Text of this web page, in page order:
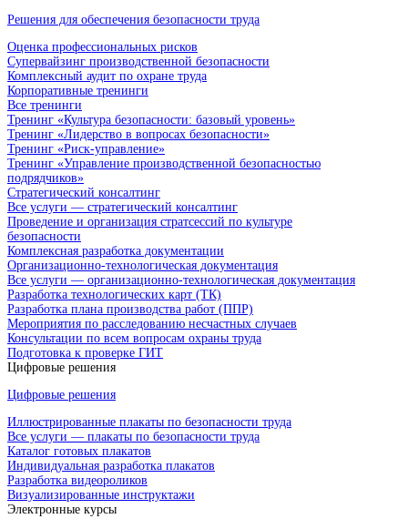
Решения для обеспечения безопасности труда
Оценка профессиональных рисков
Супервайзинг производственной безопасности
Комплексный аудит по охране труда
Корпоративные тренинги
Все тренинги
Тренинг «Культура безопасности: базовый уровень»
Тренинг «Лидерство в вопросах безопасности»
Тренинг «Риск-управление»
Тренинг «Управление производственной безопасностью
подрядчиков»
Стратегический консалтинг
Все услуги — стратегический консалтинг
Проведение и организация стратсессий по культуре
безопасности
Комплексная разработка документации
Организационно-технологическая документация
Все услуги — организационно-технологическая документация
Разработка технологических карт (ТК)
Разработка плана производства работ (ППР)
Мероприятия по расследованию несчастных случаев
Консультации по всем вопросам охраны труда
Подготовка к проверке ГИТ
Цифровые решения
Цифровые решения
Иллюстрированные плакаты по безопасности труда
Все услуги — плакаты по безопасности труда
Каталог готовых плакатов
Индивидуальная разработка плакатов
Разработка видеороликов
Визуализированные инструктажи
Электронные курсы